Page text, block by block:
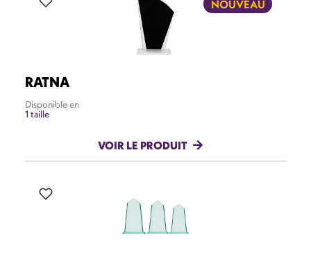
NOUVEAU
RATNA
Disponible en
1 taille
VOIR LE PRODUIT